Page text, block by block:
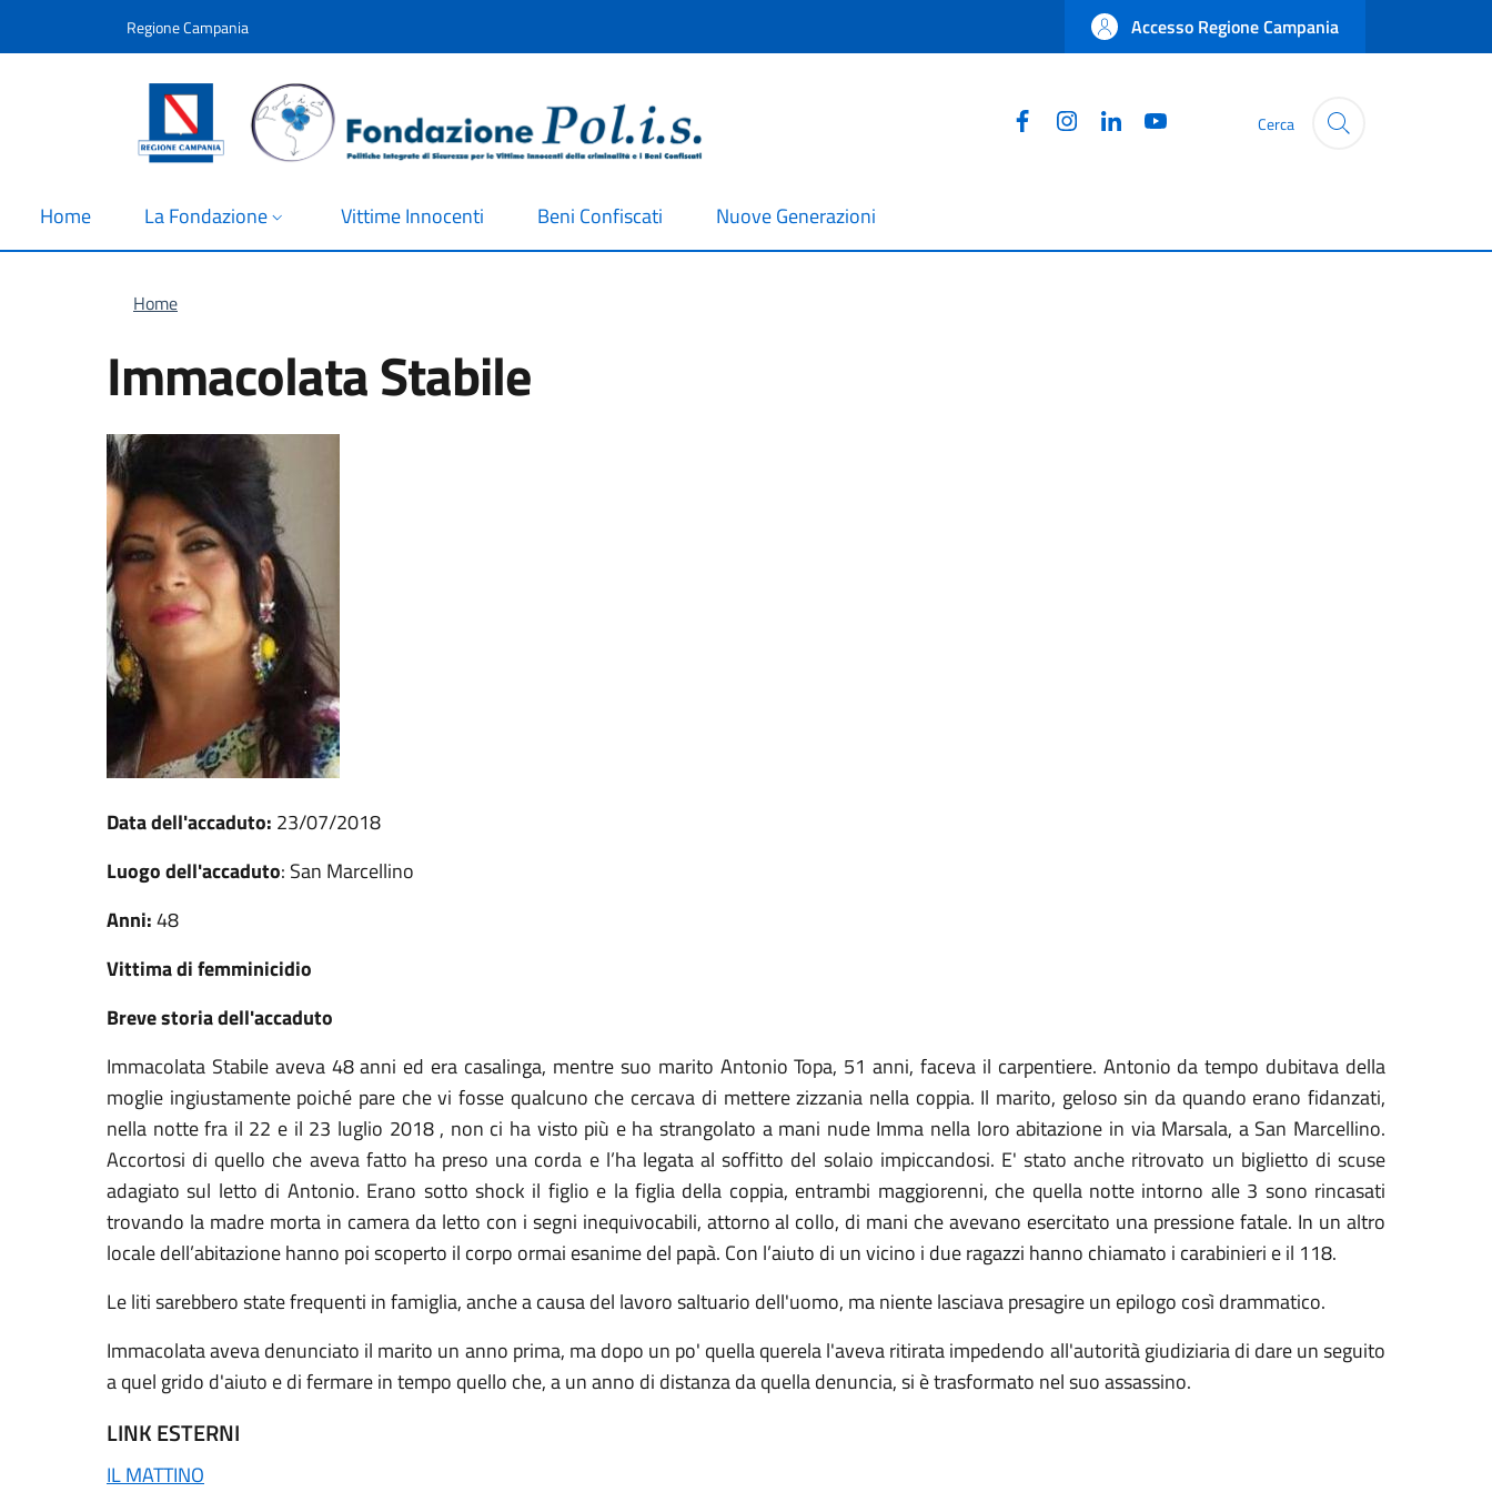
Regione Campania Accesso Regione Campania
FacebookInstagram
Linkedin Cerca
Home La Fondazione Vittime Innocenti Beni Confiscati Nuove Generazioni
Briciole di pane
Home
Immacolata Stabile
Data dell'accaduto: 23/07/2018
Luogo dell'accaduto: San Marcellino
Anni:48
Vittima di femminicidio
Breve storia dell'accaduto
Immacolata Stabile aveva 48 anni ed era casalinga, mentre suo marito Antonio Topa, 51 anni, faceva il carpentiere. Antonio da tempo dubitava della
moglie ingiustamente poiché pare che vi fosse qualcuno che cercava di mettere zizzania nella coppia. Il marito, geloso sin da quando erano fidanzati,
nella notte fra il 22 e il 23 luglio 2018 , non ci ha visto più e ha strangolato a mani nude Imma nella loro abitazione in via Marsala, a San Marcellino.
Accortosi di quello che aveva fatto ha preso una corda e l’ha legata al soffitto del solaio impiccandosi. E' stato anche ritrovato un biglietto di scuse
adagiato sul letto di Antonio. Erano sotto shock il figlio e la figlia della coppia, entrambi maggiorenni, che quella notte intorno alle 3 sono rincasati
trovando la madre morta in camera da letto con i segni inequivocabili, attorno al collo, di mani che avevano esercitato una pressione fatale. In un altro
locale dell’abitazione hanno poi scoperto il corpo ormai esanime del papà. Con l’aiuto di un vicino i due ragazzi hanno chiamato i carabinieri e il 118.
Le liti sarebbero state frequenti in famiglia, anche a causa del lavoro saltuario dell'uomo, ma niente lasciava presagire un epilogo così drammatico.
Immacolata aveva denunciato il marito un anno prima, ma dopo un po' quella querela l'aveva ritirata impedendo all'autorità giudiziaria di dare un seguito
a quel grido d'aiuto e di fermare in tempo quello che, a un anno di distanza da quella denuncia, si è trasformato nel suo assassino.
LINK ESTERNI
IL MATTINO